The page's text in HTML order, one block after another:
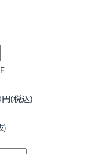
円(税込)
)